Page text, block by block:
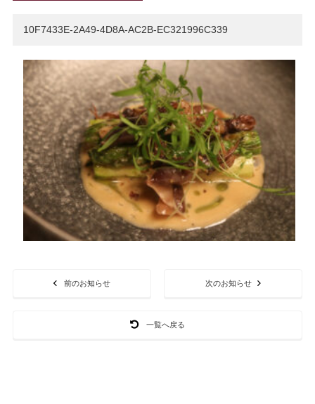
10F7433E-2A49-4D8A-AC2B-EC321996C339
前のお知らせ
一覧へ戻る
次のお知らせ